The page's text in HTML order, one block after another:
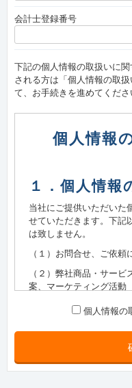
会計士登録番号
下記の個人情報の取扱いに
される方は「個人情報の取
て、お手続きを進めてくださ
個人情報
１．個人情報
当社にご提供いただいた
せていただきます。下記
は致しません。
（１）お問合せ、ご依頼
（２）弊社商品・サー
案、マーケティング活動
（３）製品、サービスの
２．保有個人
個人情報の